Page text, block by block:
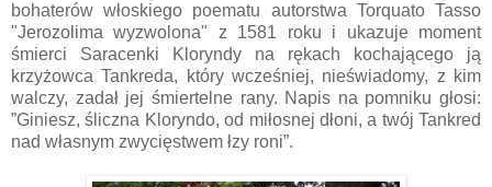
bohaterów włoskiego poematu autorstwa Torquato Tasso
"Jerozolima wyzwolona" z 1581 roku i ukazuje moment
śmierci Saracenki Kloryndy na rękach kochającego ją
krzyżowca Tankreda, który wcześniej, nieświadomy, z kim
walczy, zadał jej śmiertelne rany. Napis na pomniku głosi:
”Giniesz, śliczna Kloryndo, od miłosnej dłoni, a twój Tankred
nad własnym zwycięstwem łzy roni”.